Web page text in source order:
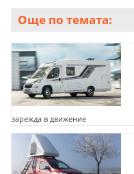
Още по темата:
зарежда в движение